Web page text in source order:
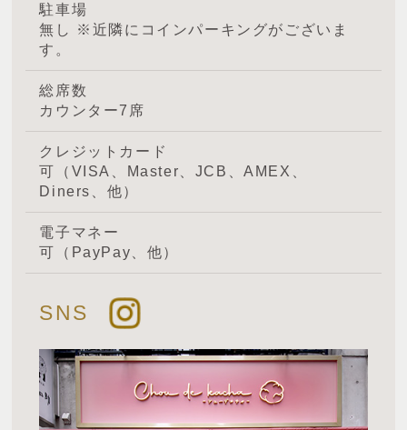
駐車場
無し ※近隣にコインパーキングがございま
す。
総席数
カウンター7席
クレジットカード
可（VISA、Master、JCB、AMEX、
Diners、他）
電子マネー
可（PayPay、他）
SNS